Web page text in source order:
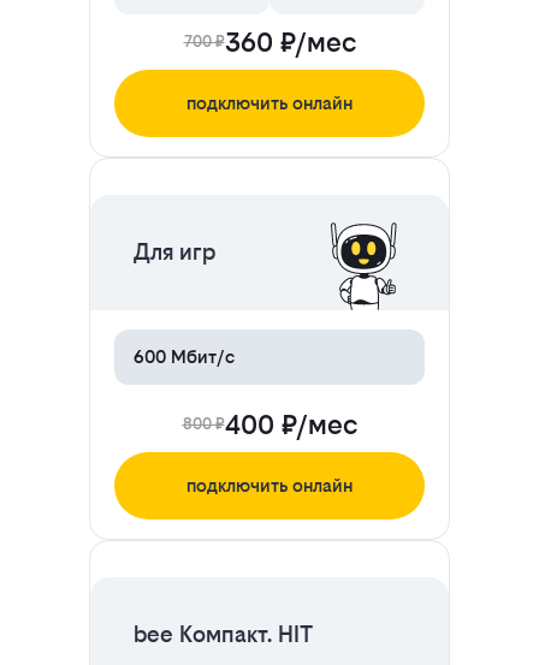
700 ₽360 ₽/мес
подключить онлайн
Для игр
600 Мбит/с
800 ₽400 ₽/мес
подключить онлайн
bee Компакт. HIT